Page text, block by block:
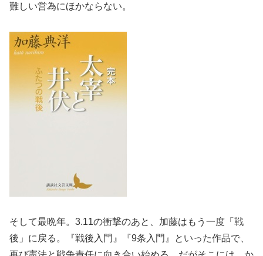
難しい営為にほかならない。
そして最晩年。3.11の衝撃のあと、加藤はもう一度「戦
後」に戻る。『戦後入門』『9条入門』といった作品で、